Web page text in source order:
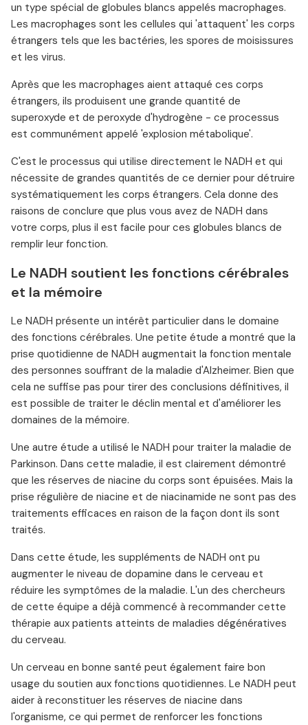
un type spécial de globules blancs appelés macrophages.
Les macrophages sont les cellules qui 'attaquent' les corps
étrangers tels que les bactéries, les spores de moisissures
et les virus.
Après que les macrophages aient attaqué ces corps
étrangers, ils produisent une grande quantité de
superoxyde et de peroxyde d'hydrogène - ce processus
est communément appelé 'explosion métabolique'.
C'est le processus qui utilise directement le NADH et qui
nécessite de grandes quantités de ce dernier pour détruire
systématiquement les corps étrangers. Cela donne des
raisons de conclure que plus vous avez de NADH dans
votre corps, plus il est facile pour ces globules blancs de
remplir leur fonction.
Le NADH soutient les fonctions cérébrales
et la mémoire
Le NADH présente un intérêt particulier dans le domaine
des fonctions cérébrales. Une petite étude a montré que la
prise quotidienne de NADH augmentait la fonction mentale
des personnes souffrant de la maladie d'Alzheimer. Bien que
cela ne suffise pas pour tirer des conclusions définitives, il
est possible de traiter le déclin mental et d'améliorer les
domaines de la mémoire.
Une autre étude a utilisé le NADH pour traiter la maladie de
Parkinson. Dans cette maladie, il est clairement démontré
que les réserves de niacine du corps sont épuisées. Mais la
prise régulière de niacine et de niacinamide ne sont pas des
traitements efficaces en raison de la façon dont ils sont
traités.
Dans cette étude, les suppléments de NADH ont pu
augmenter le niveau de dopamine dans le cerveau et
réduire les symptômes de la maladie. L'un des chercheurs
de cette équipe a déjà commencé à recommander cette
thérapie aux patients atteints de maladies dégénératives
du cerveau.
Un cerveau en bonne santé peut également faire bon
usage du soutien aux fonctions quotidiennes. Le NADH peut
aider à reconstituer les réserves de niacine dans
l'organisme, ce qui permet de renforcer les fonctions